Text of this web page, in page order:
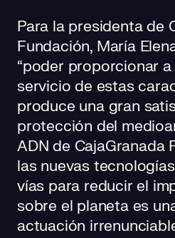
Para la presidenta de
Fundación, María
“poder proporcionar
servicio de estas
produce una gran
protección del
ADN de CajaGranada
las nuevas
vías para reducir el
sobre el planeta es
actuación